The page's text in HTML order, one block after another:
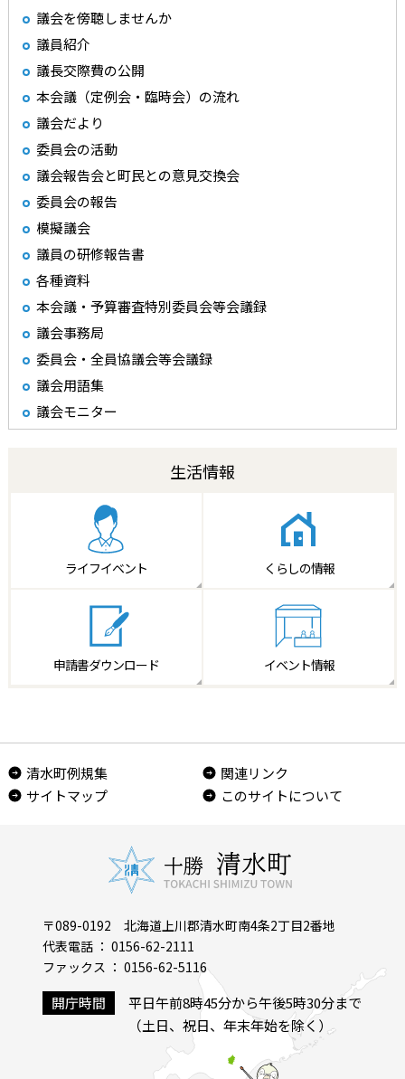
議会を傍聴しませんか
議員紹介
議長交際費の公開
本会議（定例会・臨時会）の流れ
議会だより
委員会の活動
議会報告会と町民との意見交換会
委員会の報告
模擬議会
議員の研修報告書
各種資料
本会議・予算審査特別委員会等会議録
議会事務局
委員会・全員協議会等会議録
議会用語集
議会モニター
生活情報
ライフイベント くらしの情報
申請書ダウンロード イベント情報
清水町例規集
関連リンク
サイトマップ
このサイトについて
〒089-0192 北海道上川郡清水町南4条2丁目2番地
代表電話 ： 0156-62-2111
ファックス ： 0156-62-5116
開庁時間
平日午前8時45分から午後5時30分まで
（土日、祝日、年末年始を除く）